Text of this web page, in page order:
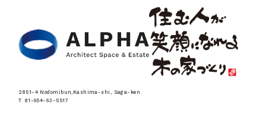
2851-4 Nodomibun,Kashima-shi, Saga-ken
T. 81-954-63-5517